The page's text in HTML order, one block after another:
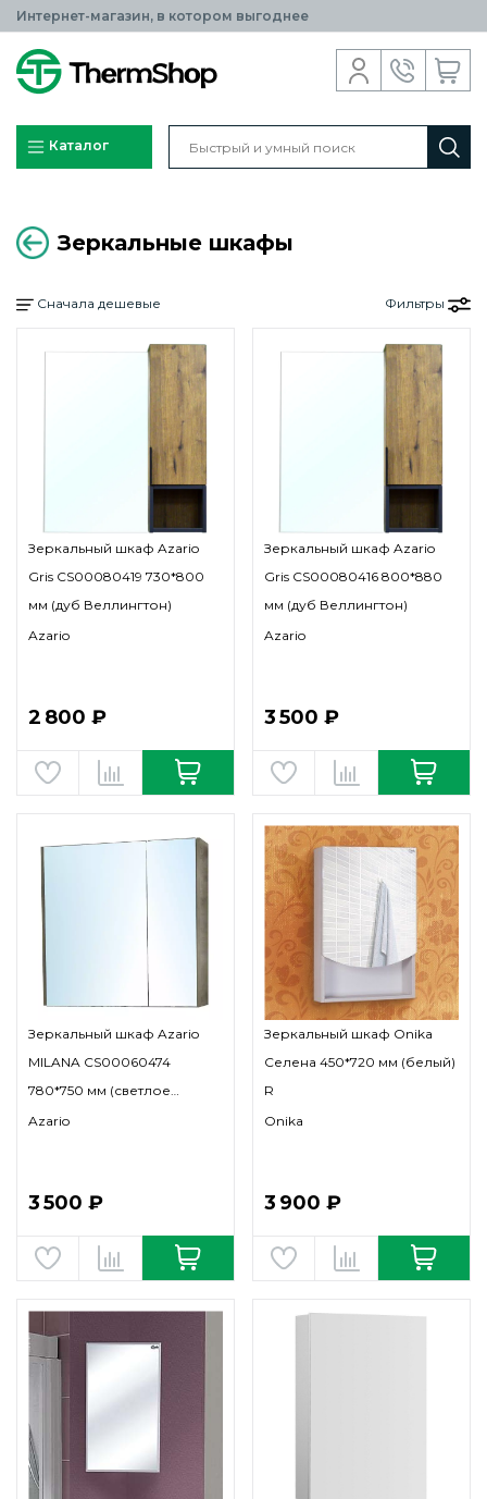
Интернет-магазин, в котором выгоднее
Каталог
Зеркальные шкафы
Сначала дешевые Фильтры
Зеркальный шкаф Azario
Gris CS00080419 730*800
мм (дуб Веллингтон)
Azario
2 800 ₽
Зеркальный шкаф Azario
Gris CS00080416 800*880
мм (дуб Веллингтон)
Azario
3 500 ₽
Зеркальный шкаф Azario
MILANA CS00060474
780*750 мм (светлое
дерево)
Azario
3 500 ₽
Зеркальный шкаф Onika
Селена 450*720 мм (белый)
R
Onika
3 900 ₽